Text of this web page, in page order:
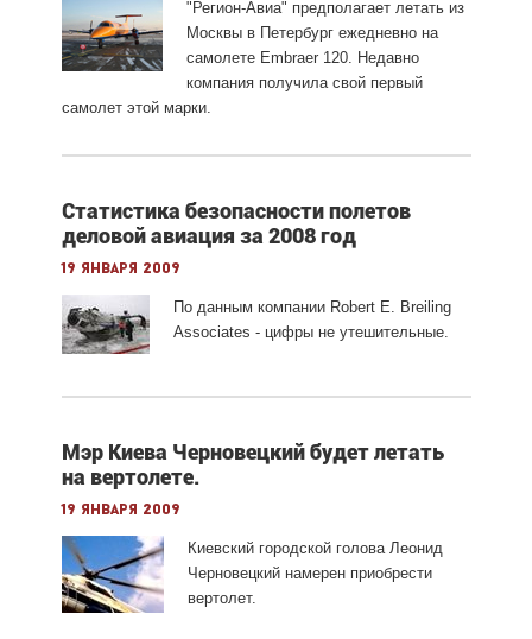
"Регион-Авиа" предполагает летать из
Москвы в Петербург ежедневно на
самолете Embraer 120. Недавно
компания получила свой первый
самолет этой марки.
Статистика безопасности полетов
деловой авиация за 2008 год
19 января 2009
По данным компании Robert E. Breiling
Associates - цифры не утешительные.
Мэр Киева Черновецкий будет летать
на вертолете.
19 января 2009
Киевский городской голова Леонид
Черновецкий намерен приобрести
вертолет.